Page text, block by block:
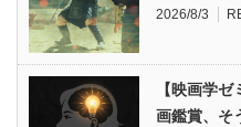
2026/8/3
【映画学
画鑑賞、そ